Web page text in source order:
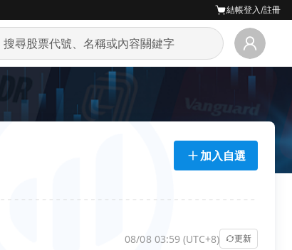
結帳登入/註冊
加入自選
08/08 03:59 (UTC+8) 更新